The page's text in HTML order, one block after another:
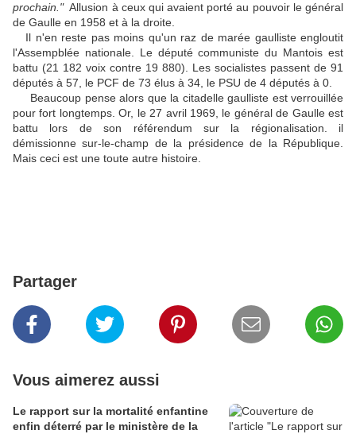
prochain." Allusion à ceux qui avaient porté au pouvoir le général
de Gaulle en 1958 et à la droite.
Il n'en reste pas moins qu'un raz de marée gaulliste engloutit
l'Assempblée nationale. Le député communiste du Mantois est
battu (21 182 voix contre 19 880). Les socialistes passent de 91
députés à 57, le PCF de 73 élus à 34, le PSU de 4 députés à 0.
Beaucoup pense alors que la citadelle gaulliste est verrouillée
pour fort longtemps. Or, le 27 avril 1969, le général de Gaulle est
battu lors de son référendum sur la régionalisation. il
démissionne sur-le-champ de la présidence de la République.
Mais ceci est une toute autre histoire.
Partager
Vous aimerez aussi
Le rapport sur la mortalité enfantine
enfin déterré par le ministère de la